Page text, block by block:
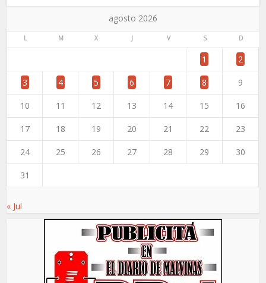
agosto 2026
L M X J V S D
1 2
3 4 5 6 7 8 9
10 11 12 13 14 15 16
17 18 19 20 21 22 23
24 25 26 27 28 29 30
31
« Jul